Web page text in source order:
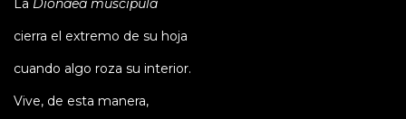
La Dionaea muscipula
cierra el extremo de su hoja
cuando algo roza su interior.
Vive, de esta manera,